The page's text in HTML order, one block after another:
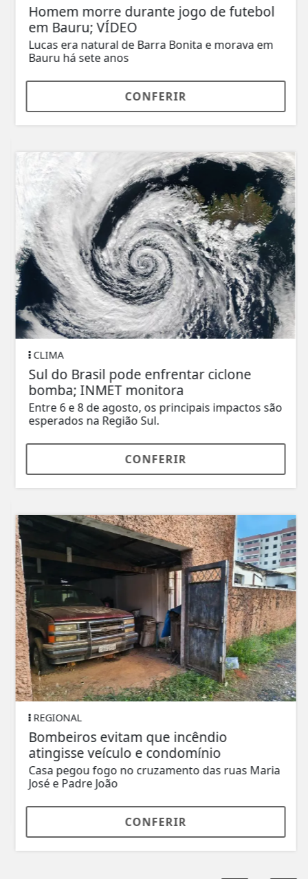
Homem morre durante jogo de futebol
em Bauru; VÍDEO
Lucas era natural de Barra Bonita e morava em
Bauru há sete anos
CONFERIR
CLIMA
Sul do Brasil pode enfrentar ciclone
bomba; INMET monitora
Entre 6 e 8 de agosto, os principais impactos são
esperados na Região Sul.
CONFERIR
REGIONAL
Bombeiros evitam que incêndio
atingisse veículo e condomínio
Casa pegou fogo no cruzamento das ruas Maria
José e Padre João
CONFERIR